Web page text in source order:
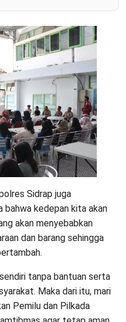
Sidrap juga
bahwa kedepan kita akan
akan menyebabkan
dan barang sehingga
tanpa bantuan serta
Maka dari itu, mari
Pemilu dan Pilkada